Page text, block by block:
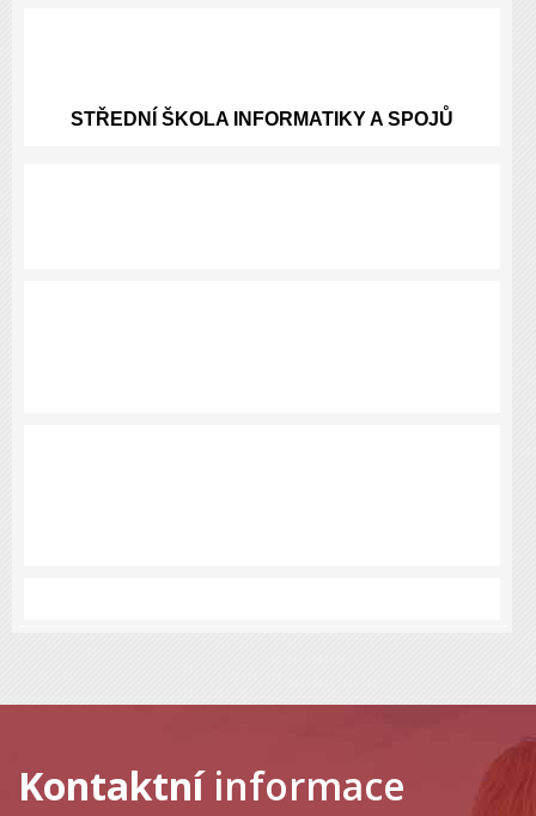
STŘEDNÍ ŠKOLA INFORMATIKY A SPOJŮ
Kontaktníinformace